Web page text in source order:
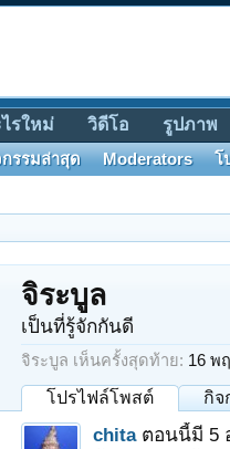
จิระบูล
เป็นที่รู้จักกันดี
จิระบูล เห็นครั้งสุดท้าย: 16 พ
โปรไฟล์โพสต์ กิจ
chita ตอนนี้มี 5
รใหม่ วิดีโอ รูปภาพ
รรมล่าสุด Moderators โ